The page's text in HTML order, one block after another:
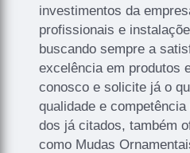
investimentos da
profissionais e
buscando sempre a
excelência em produtos
conosco e solicite já o
qualidade e
dos já citados, também
como Mudas